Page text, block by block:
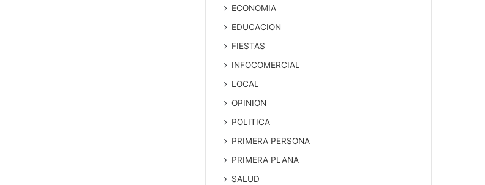
ECONOMIA
EDUCACION
FIESTAS
INFOCOMERCIAL
LOCAL
OPINION
POLITICA
PRIMERA PERSONA
PRIMERA PLANA
SALUD